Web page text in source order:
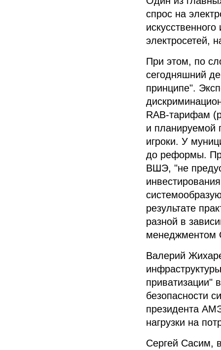
спрос на
электросетей,
При этом, по
сегодняшний
принципе".
RAB-тарифам
и планируемой
игроки. У
до реформы.
ВШЭ, "не
результате
разной в
Валерий
приватизации"
безопасности
президента
нагрузки на
Сергей Сасим,